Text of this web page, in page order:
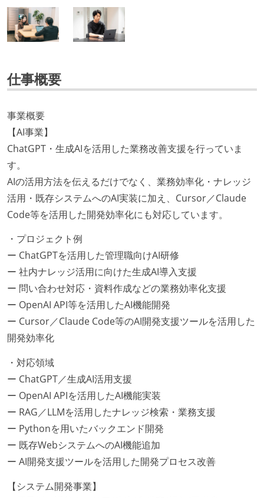
仕事概要
事業概要
【AI事業】
ChatGPT・生成AIを活用した業務改善支援を行っていま
す。
AIの活用方法を伝えるだけでなく、業務効率化・ナレッジ
活用・既存システムへのAI実装に加え、Cursor／Claude
Code等を活用した開発効率化にも対応しています。
・プロジェクト例
ー ChatGPTを活用した管理職向けAI研修
ー 社内ナレッジ活用に向けた生成AI導入支援
ー 問い合わせ対応・資料作成などの業務効率化支援
ー OpenAI API等を活用したAI機能開発
ー Cursor／Claude Code等のAI開発支援ツールを活用した
開発効率化
・対応領域
ー ChatGPT／生成AI活用支援
ー OpenAI APIを活用したAI機能実装
ー RAG／LLMを活用したナレッジ検索・業務支援
ー Pythonを用いたバックエンド開発
ー 既存WebシステムへのAI機能追加
ー AI開発支援ツールを活用した開発プロセス改善
【システム開発事業】